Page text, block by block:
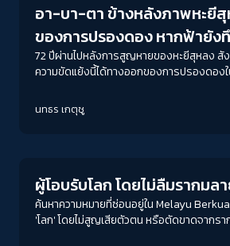
อา-บา-ตา ข้างหลังภาพหะยี
ของการปรองดอง หากฟ้ายัง
สี
72 ปีผ่านไปหลังการสูญหายของหะยีสุหลง สั
ความขัดแย้งนี้ได้ทางออกของการปรองดองใ
ผู้คนในฐานะมนุษย์ไม่ใช่ภัยคุกคามของรัฐ
นทธร เกตุชู
ผู้โอบรับโลก โดยไม่ลืมรากมล
ค้นหาความหมายที่ซ่อนอยู่ใน Melayu
'โลก' โดยไม่สูญเสียตัวตน หรือตัดขาดจากรา
ระยะห่างข้อความ
ปกติ มาก